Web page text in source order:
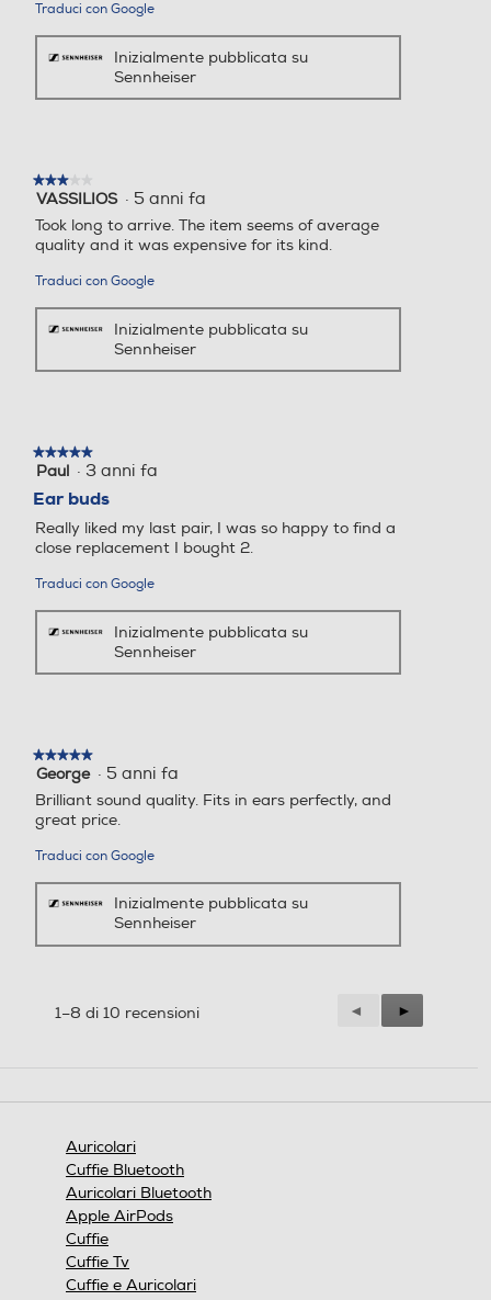
Traduci con Google
Inizialmente pubblicata su
Sennheiser
★★★★★
★★★★★
3
stelle.
VASSILIOS · 5 anni fa
Took long to arrive. The item seems of average
quality and it was expensive for its kind.
Traduci con Google
Inizialmente pubblicata su
Sennheiser
★★★★★
★★★★★
5
5
stelle.
Paul · 3 anni fa
Ear buds
Really liked my last pair, I was so happy to find a
close replacement I bought 2.
Traduci con Google
Inizialmente pubblicata su
Sennheiser
★★★★★
★★★★★
5
stelle.
George · 5 anni fa
Brilliant sound quality. Fits in ears perfectly, and
great price.
Traduci con Google
Inizialmente pubblicata su
Sennheiser
1–8 di 10 recensioni
Precedente
Reviews
◄
Successiva
Reviews
►
Auricolari
Cuffie Bluetooth
Auricolari Bluetooth
Apple AirPods
Cuffie
Cuffie Tv
Cuffie e Auricolari